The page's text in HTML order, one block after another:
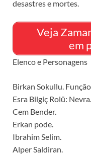
desastres e mortes.
Veja
em
Elenco e Personagens
Birkan Sokullu.
Esra Bilgiç Rolü: Nevra.
Cem Bender.
Erkan pode.
Ibrahim Selim.
Alper Saldiran.